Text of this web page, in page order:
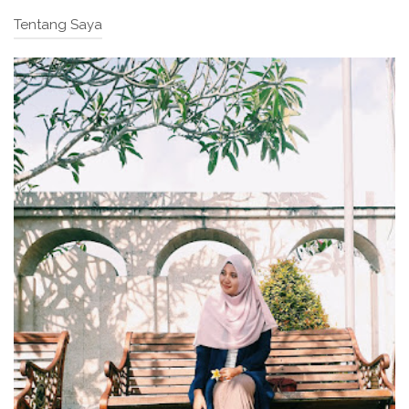
Tentang Saya